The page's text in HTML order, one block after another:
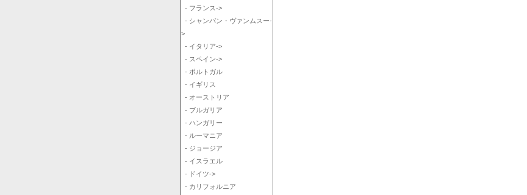
- フランス->
- シャンパン・ヴァンムスー-
>
- イタリア->
- スペイン->
- ポルトガル
- イギリス
- オーストリア
- ブルガリア
- ハンガリー
- ルーマニア
- ジョージア
- イスラエル
- ドイツ->
- カリフォルニア